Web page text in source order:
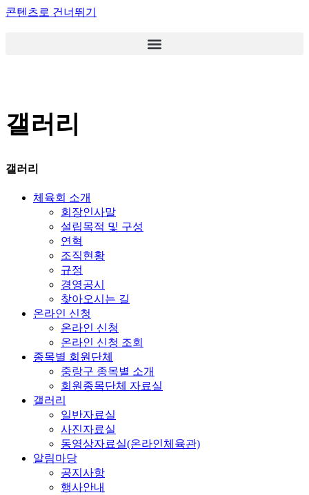
콘텐츠로 건너뛰기
갤러리
갤러리
체육회 소개
회장인사말
설립목적 및 구성
연혁
조직현황
규정
경영공시
찾아오시는 길
온라인 신청
온라인 신청
온라인 신청 조회
종목별 회원단체
중랑구 종목별 소개
회원종목단체 자료실
갤러리
일반자료실
사진자료실
동영상자료실(온라인체육관)
알림마당
공지사항
행사안내